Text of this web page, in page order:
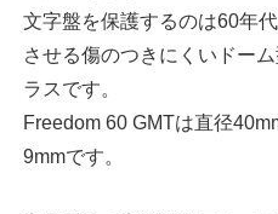
文字盤を保護するのは60年
させる傷のつきにくいドー
ラスです。
Freedom 60 GMTは直径
9mmです。